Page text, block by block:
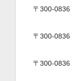
〒300-0836
〒300-0836
〒300-0836